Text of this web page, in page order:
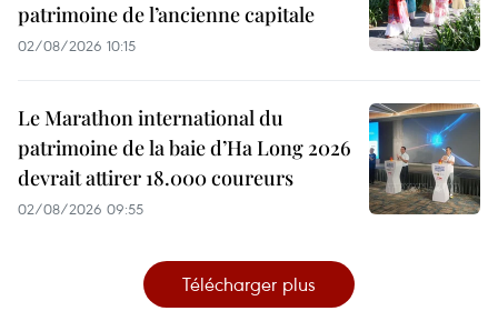
patrimoine de l’ancienne capitale
02/08/2026 10:15
Le Marathon international du
patrimoine de la baie d’Ha Long 2026
devrait attirer 18.000 coureurs
02/08/2026 09:55
Télécharger plus